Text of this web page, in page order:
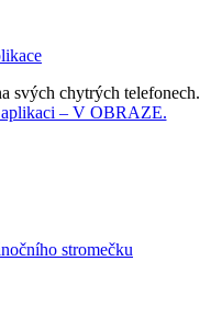
svých chytrých telefonech.
– V OBRAZE.